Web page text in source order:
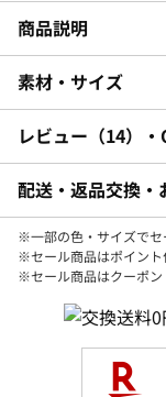
商品説明
素材・サイズ
レビュー 14
配送・返品交換・
※一部の色・サイズで
※セール商品はポイン
※セール商品はクーポン